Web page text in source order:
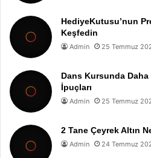
HediyeKutusu’nun
Keşfedin
Admin 25 Temmuz
Dans Kursunda Daha
İpuçları
Admin 25 Temmuz
2 Tane Çeyrek Altın
Admin 24 Temmuz